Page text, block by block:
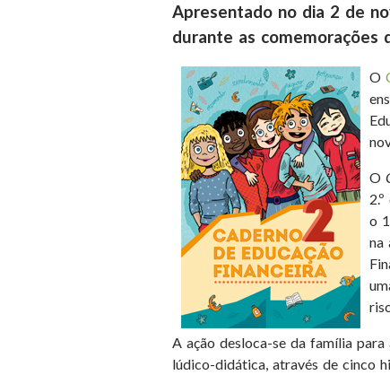
Apresentado no dia 2 de
durante as comemorações
O
O
o
na
A ação desloca-se da família
lúdico-didática, através de cinco